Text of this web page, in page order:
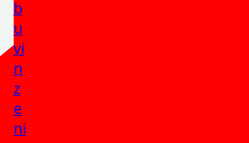
b
u
vi
n
z
e
ni